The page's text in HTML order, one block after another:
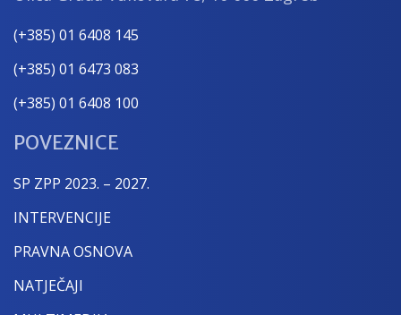
(+385) 01 6408 145
(+385) 01 6473 083
(+385) 01 6408 100
POVEZNICE
SP ZPP 2023. – 2027.
INTERVENCIJE
PRAVNA OSNOVA
NATJEČAJI